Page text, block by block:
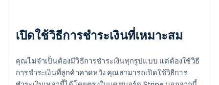
เปิดใช้วิธีการชำระเงินที่เหมาะสม
คุณไม่จำเป็นต้องมีวิธีการชำระเงินทุกรูปแบบ แต่ต้องใช้วิธี
การชำระเงินที่ลูกค้าคาดหวัง คุณสามารถเปิดใช้วิธีการ